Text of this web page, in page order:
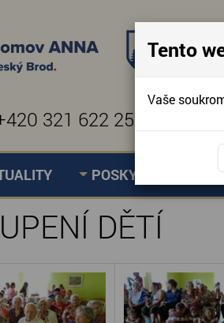
321 622 257
POSKYTOVANÉ
VYSTOUPENÍ DĚTÍ
DĚTÍ
Tento
Vaše